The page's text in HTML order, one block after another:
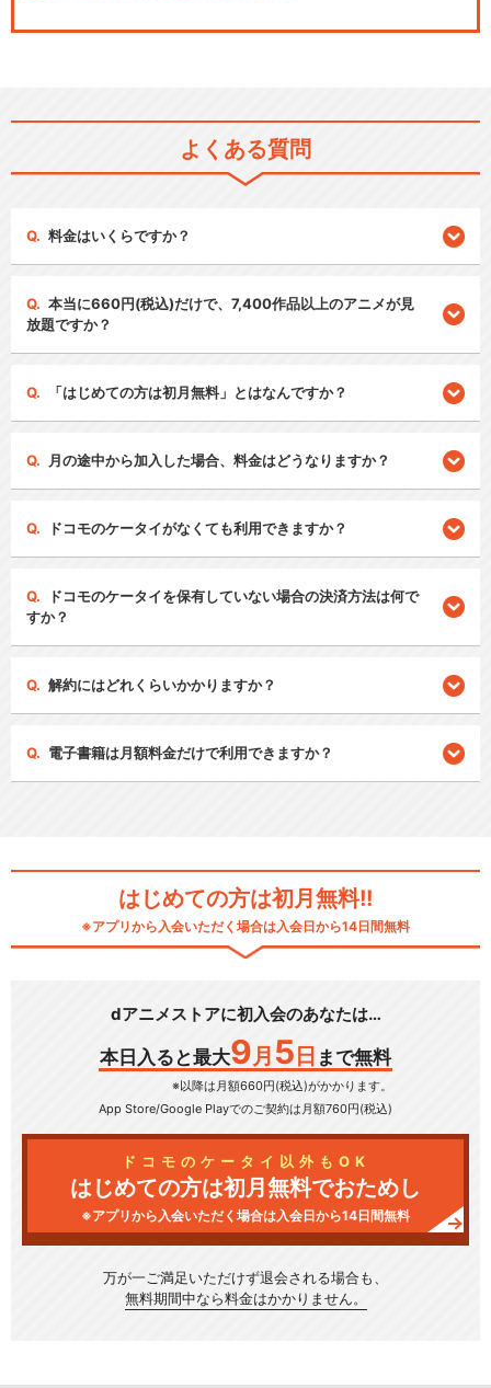
よくある質問
料金はいくらですか？
本当に660円(税込)だけで、7,400作品以上のアニメが見
放題ですか？
「はじめての方は初月無料」とはなんですか？
月の途中から加入した場合、料金はどうなりますか？
ドコモのケータイがなくても利用できますか？
ドコモのケータイを保有していない場合の決済方法は何で
すか？
解約にはどれくらいかかりますか？
電子書籍は月額料金だけで利用できますか？
はじめての方は初月無料!!
※アプリから入会いただく場合は入会日から14日間無料
dアニメストアに初入会のあなたは…
本日入ると最大9 月 5 日 まで無料
※以降は月額660円(税込)がかかります。
App Store/Google Playでのご契約は月額760円(税込)
ドコモのケータイ以外もOK
はじめての方は初月無料でおためし
※アプリから入会いただく場合は入会日から14日間無料
万が一ご満足いただけず退会される場合も、
無料期間中なら料金はかかりません。